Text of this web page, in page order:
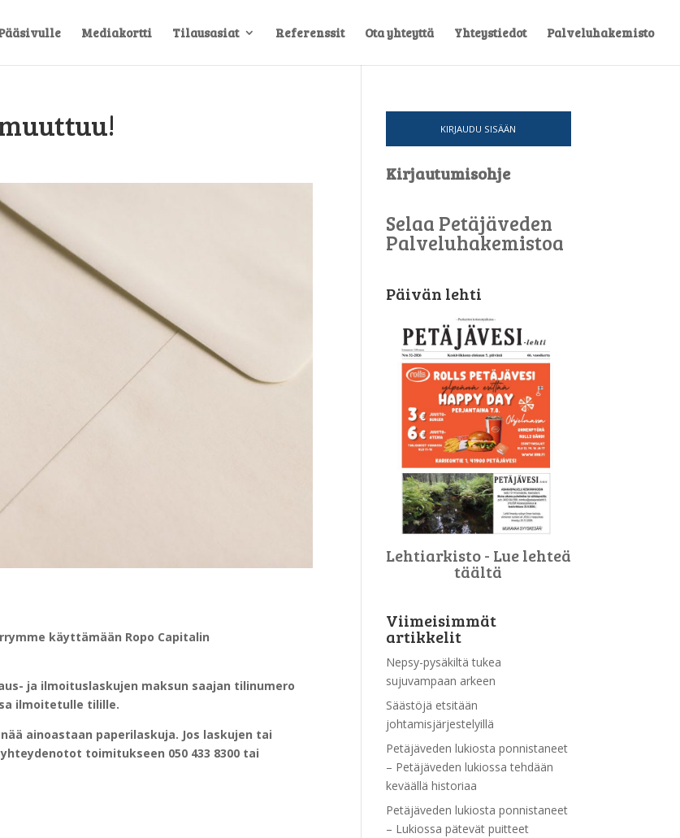
Mediakortti Tilausasiat Referenssit Ota yhteyttä Yhteystiedot Palveluhakemisto
käyttämään Ropo Capitalin
ja ilmoituslaskujen maksun saajan tilinumero
ilmoitetulle tilille.
ainoastaan paperilaskuja. Jos laskujen tai
toimitukseen 050 433 8300 tai
KIRJAUDU SISÄÄN
Kirjautumisohje
Selaa Petäjäveden
Palveluhakemistoa
Päivän lehti
Lehtiarkisto - Lue lehteä
täältä
Viimeisimmät
artikkelit
Nepsy-pysäkiltä tukea
sujuvampaan arkeen
Säästöjä etsitään
johtamisjärjestelyillä
Petäjäveden lukiosta ponnistaneet
– Petäjäveden lukiossa tehdään
keväällä historiaa
Petäjäveden lukiosta ponnistaneet
– Lukiossa pätevät puitteet